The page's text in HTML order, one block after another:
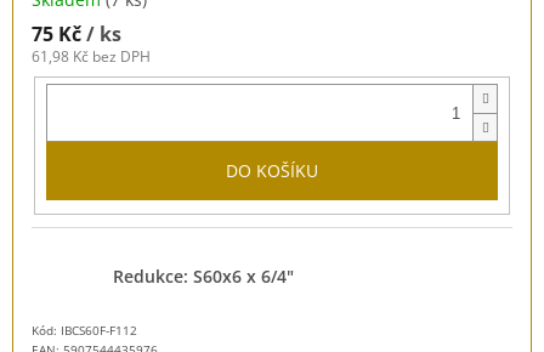
75 Kč/ ks
61,98 Kč bez DPH
DO KOŠÍKU
Kód: IBCS60F-F112
Redukce: S60x6 x 6/4"